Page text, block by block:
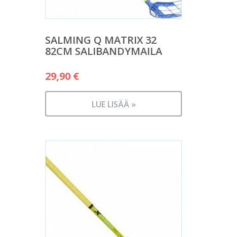
SALMING Q MATRIX 32
82CM SALIBANDYMAILA
29,90 €
LUE LISÄÄ »